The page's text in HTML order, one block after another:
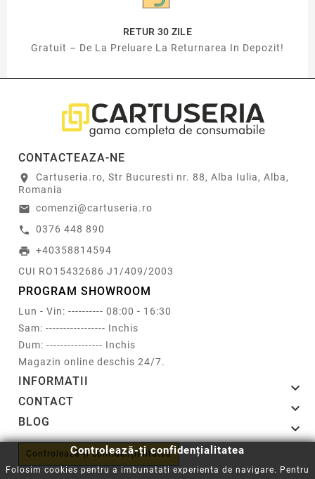
RETUR 30 ZILE
Gratuit – De La Preluare La Returnarea In Depozit!
CONTACTEAZA-NE
location_on
Cartuseria.ro, Str Bucuresti nr. 88, Alba Iulia, Alba,
Romania
email comenzi@cartuseria.ro
call 0376 448 890
print +40358814594
CUI RO15432686 J1/409/2003
PROGRAM SHOWROOM
Lun - Vin: ---------- 08:00 - 16:30
Sam: ----------------- Inchis
Dum: ---------------- Inchis
Magazin online deschis 24/7.
INFORMATII 
CONTACT 
BLOG 
Controlează-ți confidențialitatea
Controlează-ți confidențialitatea
Folosim cookies pentru a imbunatati experienta de navigare. Pentru